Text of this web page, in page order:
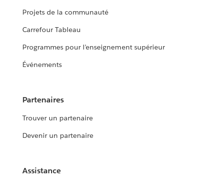
Projets de la communauté
Carrefour Tableau
Programmes pour l’enseignement supérieur
Événements
Partenaires
Trouver un partenaire
Devenir un partenaire
Assistance